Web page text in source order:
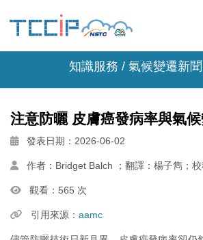
知識服務 / 氣候變遷新聞
注意防曬 皮膚癌發病率與氣
發表日期：2026-06-02
作者：Bridget Balch ；翻譯：楊子雋；
觀看：565 次
引用來源： aamc